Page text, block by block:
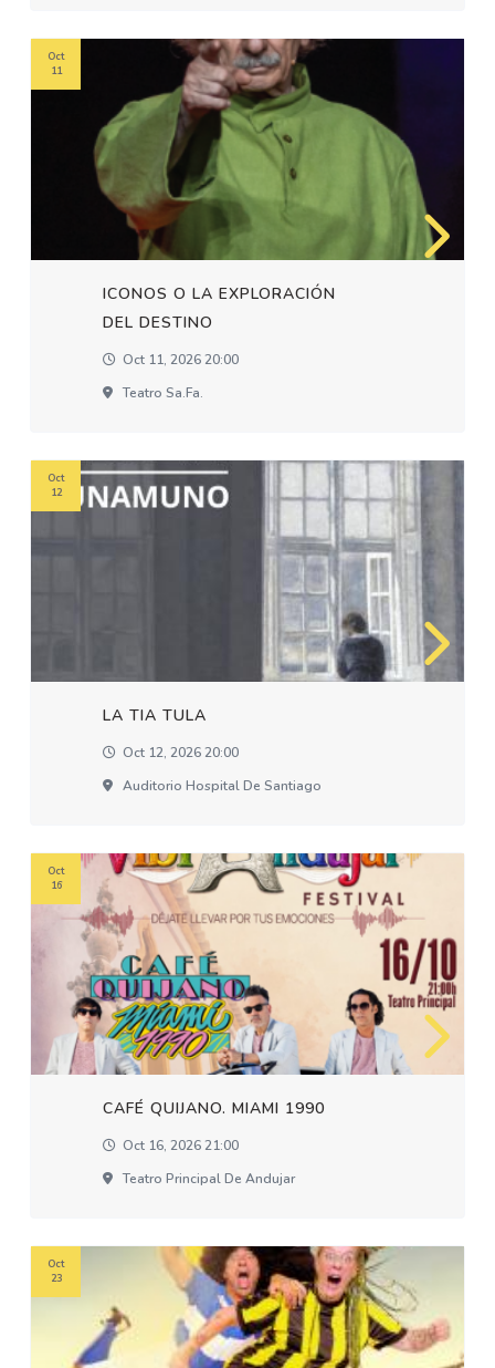
ICONOS O LA EXPLORACIÓN
DEL DESTINO
Oct 11, 2026 20:00
Teatro Sa.fa.
Oct
11
LA TIA TULA
Oct 12, 2026 20:00
Auditorio Hospital De Santiago
Oct
12
CAFÉ QUIJANO. MIAMI 1990
Oct 16, 2026 21:00
Teatro Principal De Andujar
Oct
16
Oct
23